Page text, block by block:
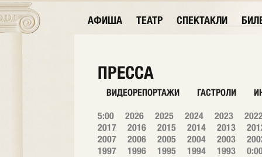
АФИША ТЕАТР СПЕКТАКЛИ
ПРЕССА
ВИДЕОРЕПОРТАЖИ ГАСТРОЛИ
5:00 2026 2025 2024 2023
2017
2016 2015 2014 2013
2007
2006 2005 2004 2003
1997
1996 1995 1994 1993